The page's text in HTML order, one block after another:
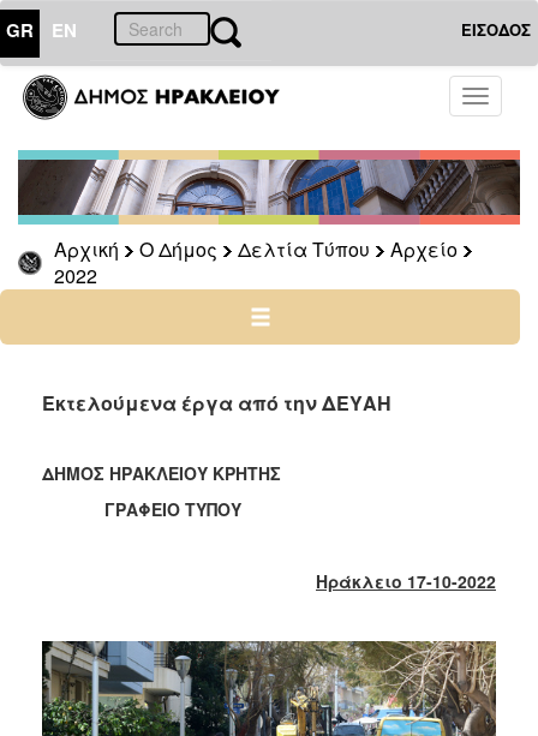
GR EN ΕΙΣΟΔΟΣ
Toggle
Αρχική Ο Δήμος Δελτία Τύπου
Αρχείο
2022
ΔΗΜΟΣ
Δελτία
Τύπου
Αρχείο
2026
2025
2022
2020
2019
2015
2013
2012
Εκτελούμενα έργα από την ΔΕΥΑΗ
ΔΗΜΟΣ ΗΡΑΚΛΕΙΟΥ ΚΡΗΤΗΣ
ΓΡΑΦΕΙΟ ΤΥΠΟΥ
Ηράκλειο 17-10-2022